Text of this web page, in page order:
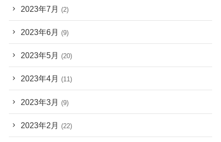
2023年7月 (2)
2023年6月 (9)
2023年5月 (20)
2023年4月 (11)
2023年3月 (9)
2023年2月 (22)